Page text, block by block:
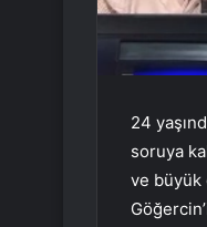
24
soruya
ve büyük